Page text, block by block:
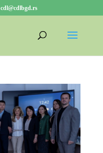
cdl@cdlbgd.rs